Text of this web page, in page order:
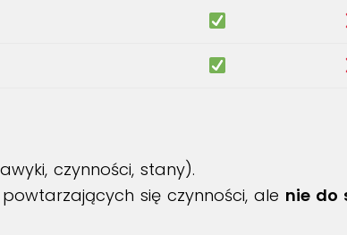
czynności, stany).
się czynności, ale nie do